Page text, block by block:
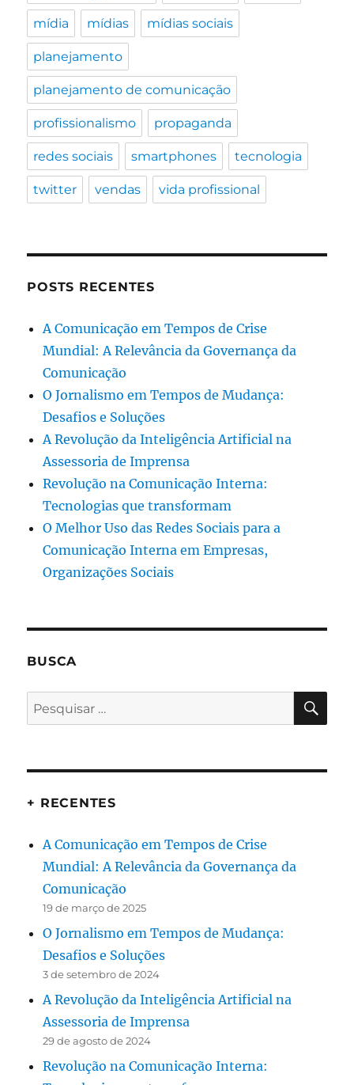
mídia mídias mídias sociais
planejamento
planejamento de comunicação
profissionalismo propaganda
redes sociais smartphones tecnologia
twitter vendas vida profissional
POSTS RECENTES
A Comunicação em Tempos de Crise
Mundial: A Relevância da Governança da
Comunicação
O Jornalismo em Tempos de Mudança:
Desafios e Soluções
A Revolução da Inteligência Artificial na
Assessoria de Imprensa
Revolução na Comunicação Interna:
Tecnologias que transformam
O Melhor Uso das Redes Sociais para a
Comunicação Interna em Empresas,
Organizações Sociais
BUSCA
Pesquisar
por:
+ RECENTES
A Comunicação em Tempos de Crise
Mundial: A Relevância da Governança da
Comunicação
19 de março de 2025
O Jornalismo em Tempos de Mudança:
Desafios e Soluções
3 de setembro de 2024
A Revolução da Inteligência Artificial na
Assessoria de Imprensa
29 de agosto de 2024
Revolução na Comunicação Interna: